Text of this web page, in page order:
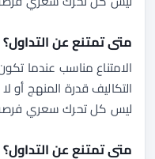
متى تمتنع عن التداول؟
الامتناع مناسب عندما
التكاليف قدرة المنهج أو
ليس كل تحرك سعري
متى تمتنع عن التداول؟